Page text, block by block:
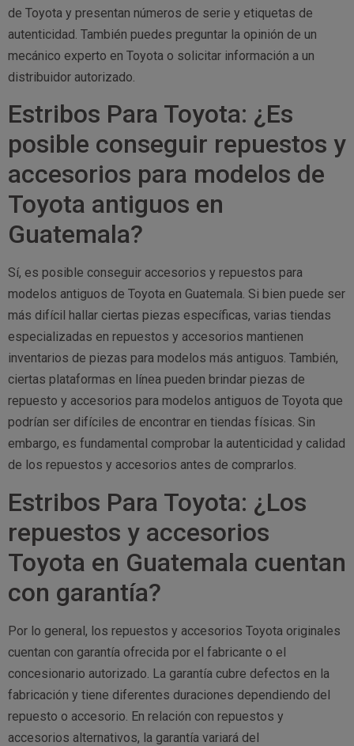
de Toyota y presentan números de serie y etiquetas de
autenticidad. También puedes preguntar la opinión de un
mecánico experto en Toyota o solicitar información a un
distribuidor autorizado.
Estribos Para Toyota: ¿Es
posible conseguir repuestos y
accesorios para modelos de
Toyota antiguos en
Guatemala?
Sí, es posible conseguir accesorios y repuestos para
modelos antiguos de Toyota en Guatemala. Si bien puede ser
más difícil hallar ciertas piezas específicas, varias tiendas
especializadas en repuestos y accesorios mantienen
inventarios de piezas para modelos más antiguos. También,
ciertas plataformas en línea pueden brindar piezas de
repuesto y accesorios para modelos antiguos de Toyota que
podrían ser difíciles de encontrar en tiendas físicas. Sin
embargo, es fundamental comprobar la autenticidad y calidad
de los repuestos y accesorios antes de comprarlos.
Estribos Para Toyota: ¿Los
repuestos y accesorios
Toyota en Guatemala cuentan
con garantía?
Por lo general, los repuestos y accesorios Toyota originales
cuentan con garantía ofrecida por el fabricante o el
concesionario autorizado. La garantía cubre defectos en la
fabricación y tiene diferentes duraciones dependiendo del
repuesto o accesorio. En relación con repuestos y
accesorios alternativos, la garantía variará del